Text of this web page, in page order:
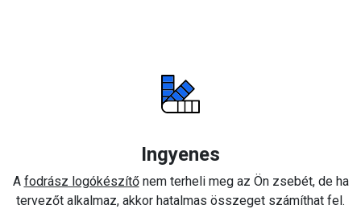
Ingyenes
A fodrász logókészítőnem terheli meg az Ön zsebét, de ha
tervezőt alkalmaz, akkor hatalmas összeget számíthat fel.